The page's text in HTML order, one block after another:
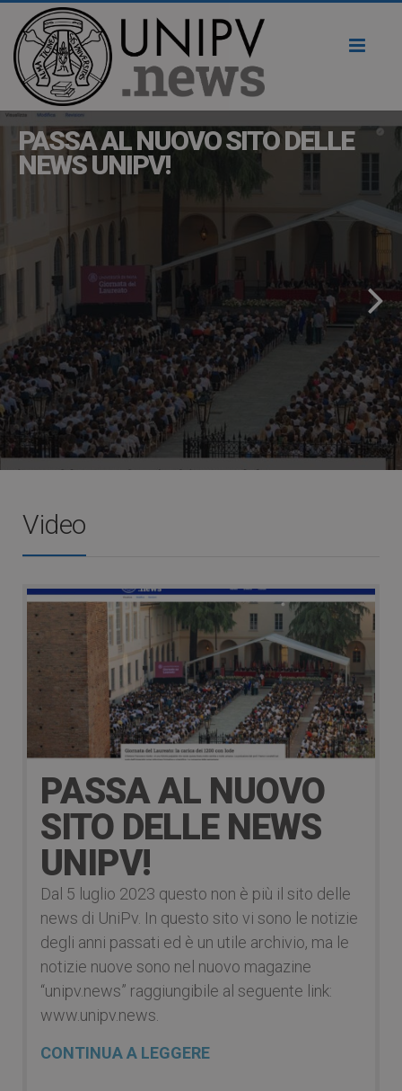
PASSA AL NUOVO SITO DELLE
NEWS UNIPV!
Video
PASSA AL NUOVO
SITO DELLE NEWS
UNIPV!
Dal 5 luglio 2023 questo non è più il sito delle
news di UniPv. In questo sito vi sono le notizie
degli anni passati ed è un utile archivio, ma le
notizie nuove sono nel nuovo magazine
“unipv.news” raggiungibile al seguente link:
www.unipv.news.
CONTINUA A LEGGERE